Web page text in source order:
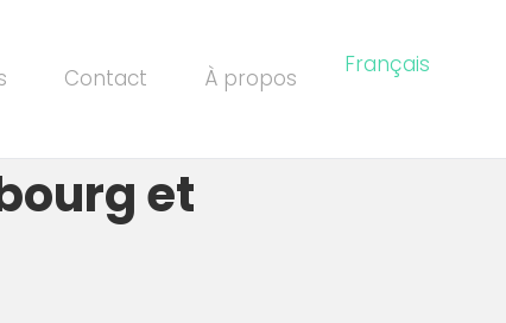
Contact À propos Français
et